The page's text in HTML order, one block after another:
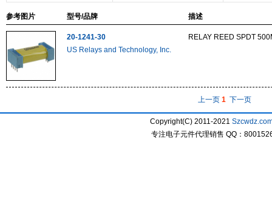
参考图片 型号/品牌 描述
20-1241-30
US Relays and Technology, Inc.
RELAY REED SPDT
上一页 1 下一页
Copyright(C) 2011-2021
专注电子元件代理销售 QQ：